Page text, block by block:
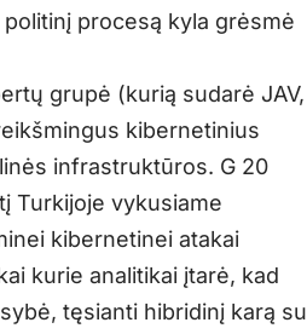
procesą kyla grėsmė
grupė (kurią sudarė JAV,
kibernetinius
infrastruktūros. G 20
Turkijoje vykusiame
kibernetinei atakai
kurie analitikai įtarė, kad
tęsianti hibridinį karą su